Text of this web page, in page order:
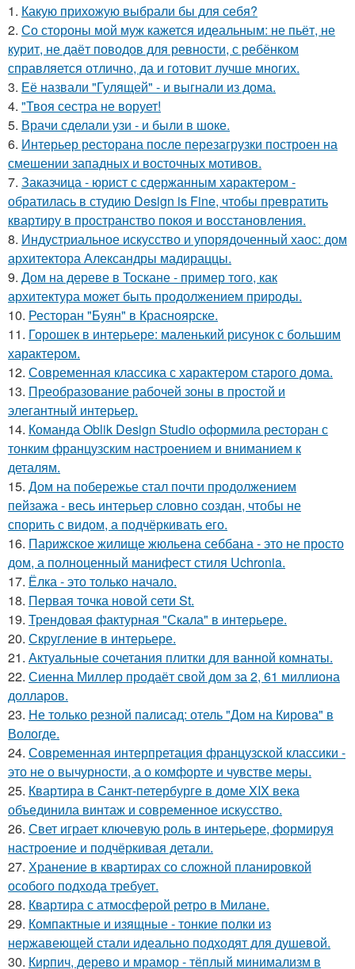
1. Какую прихожую выбрали бы для себя?
2. Со стороны мой муж кажется идеальным: не пьёт, не
курит, не даёт поводов для ревности, с ребёнком
справляется отлично, да и готовит лучше многих.
3. Её назвали "Гулящей" - и выгнали из дома.
4. "Твоя сестра не ворует!
5. Врачи сделали узи - и были в шоке.
6. Интерьер ресторана после перезагрузки построен на
смешении западных и восточных мотивов.
7. Заказчица - юрист с сдержанным характером -
обратилась в студию Design is Fine, чтобы превратить
квартиру в пространство покоя и восстановления.
8. Индустриальное искусство и упорядоченный хаос: дом
архитектора Александры мадираццы.
9. Дом на дереве в Тоскане - пример того, как
архитектура может быть продолжением природы.
10. Ресторан "Буян" в Красноярске.
11. Горошек в интерьере: маленький рисунок с большим
характером.
12. Современная классика с характером старого дома.
13. Преобразование рабочей зоны в простой и
элегантный интерьер.
14. Команда Oblik Design Studio оформила ресторан с
тонким французским настроением и вниманием к
деталям.
15. Дом на побережье стал почти продолжением
пейзажа - весь интерьер словно создан, чтобы не
спорить с видом, а подчёркивать его.
16. Парижское жилище жюльена себбана - это не просто
дом, а полноценный манифест стиля Uchronia.
17. Ёлка - это только начало.
18. Первая точка новой сети St.
19. Трендовая фактурная "Скала" в интерьере.
20. Скругление в интерьере.
21. Актуальные сочетания плитки для ванной комнаты.
22. Сиенна Миллер продаёт свой дом за 2, 61 миллиона
долларов.
23. Не только резной палисад: отель "Дом на Кирова" в
Вологде.
24. Современная интерпретация французской классики -
это не о вычурности, а о комфорте и чувстве меры.
25. Квартира в Санкт-петербурге в доме XIX века
объединила винтаж и современное искусство.
26. Свет играет ключевую роль в интерьере, формируя
настроение и подчёркивая детали.
27. Хранение в квартирах со сложной планировкой
особого подхода требует.
28. Квартира с атмосферой ретро в Милане.
29. Компактные и изящные - тонкие полки из
нержавеющей стали идеально подходят для душевой.
30. Кирпич, дерево и мрамор - тёплый минимализм в